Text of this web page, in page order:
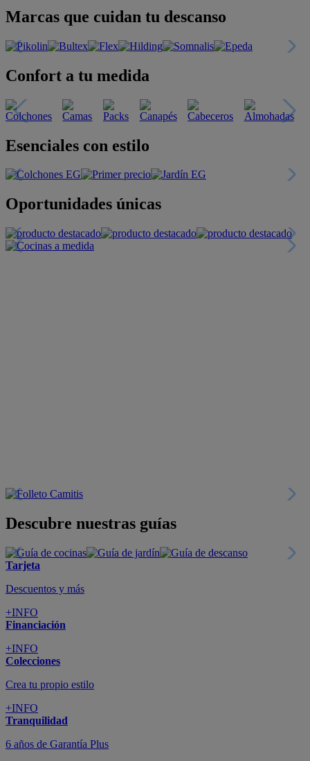
Marcas que cuidan tu descanso
Confort a tu medida
Esenciales con estilo
Oportunidades únicas
Descubre nuestras guías
Tarjeta
Descuentos y más
+INFO
Financiación
+INFO
Colecciones
Crea tu propio estilo
+INFO
Tranquilidad
6 años de Garantía Plus